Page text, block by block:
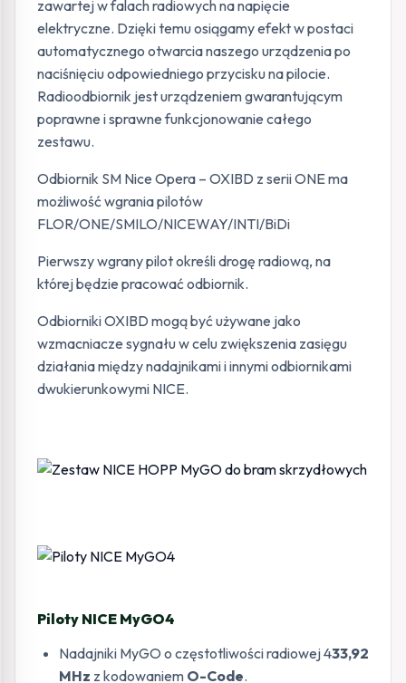
zawartej w falach radiowych na napięcie
elektryczne. Dzięki temu osiągamy efekt w postaci
automatycznego otwarcia naszego urządzenia po
naciśnięciu odpowiedniego przycisku na pilocie.
Radioodbiornik jest urządzeniem gwarantującym
poprawne i sprawne funkcjonowanie całego
zestawu.
Odbiornik SM Nice Opera – OXIBD z serii ONE ma
możliwość wgrania pilotów
FLOR/ONE/SMILO/NICEWAY/INTI/BiDi
Pierwszy wgrany pilot określi drogę radiową, na
której będzie pracować odbiornik.
Odbiorniki OXIBD mogą być używane jako
wzmacniacze sygnału w celu zwiększenia zasięgu
działania między nadajnikami i innymi odbiornikami
dwukierunkowymi NICE.
Piloty NICE MyGO4
Nadajniki MyGO o częstotliwości radiowej 433,92
MHz z kodowaniem O-Code.